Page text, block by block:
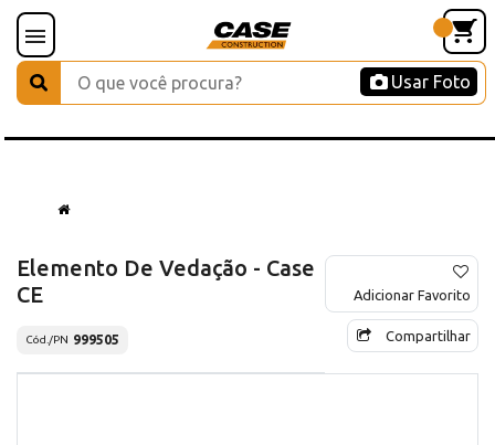
Usar Foto
Elemento De Vedação - Case
CE
Cód./PN 999505
Adicionar Favorito
Compartilhar